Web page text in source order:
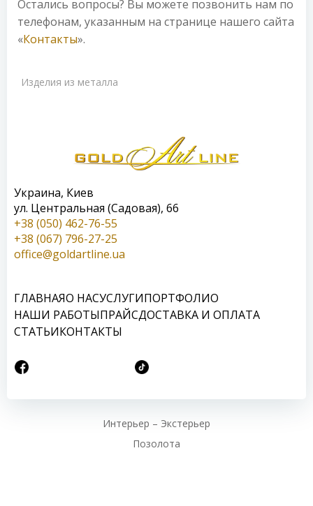
Остались вопросы? Вы можете позвонить нам по
телефонам, указанным на странице нашего сайта
«Контакты».
Изделия из металла
Украина, Киев
ул. Центральная (Садовая), 66
+38 (050) 462-76-55
+38 (067) 796-27-25
office@goldartline.ua
ГЛАВНАЯО НАСУСЛУГИПОРТФОЛИО
НАШИ РАБОТЫПРАЙСДОСТАВКА И ОПЛАТА
СТАТЬИКОНТАКТЫ
Интерьер – Экстерьер
Позолота